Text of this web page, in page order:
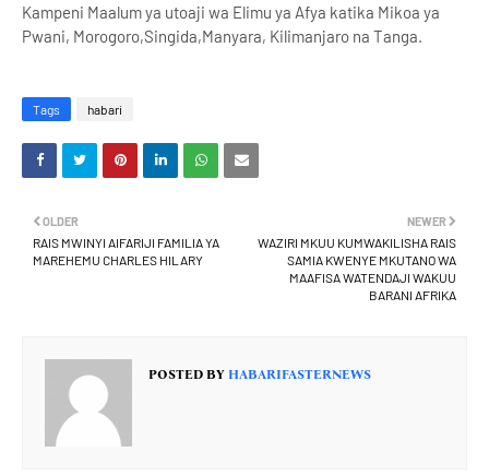
Kampeni Maalum ya utoaji wa Elimu ya Afya katika Mikoa ya
Pwani, Morogoro,Singida,Manyara, Kilimanjaro na Tanga.
Tags habari
NEWER
WAZIRI MKUU KUMWAKILISHA RAIS
SAMIA KWENYE MKUTANO WA
MAAFISA WATENDAJI WAKUU
BARANI AFRIKA
OLDER
RAIS MWINYI AIFARIJI FAMILIA YA
MAREHEMU CHARLES HILARY
POSTED BY HABARIFASTERNEWS